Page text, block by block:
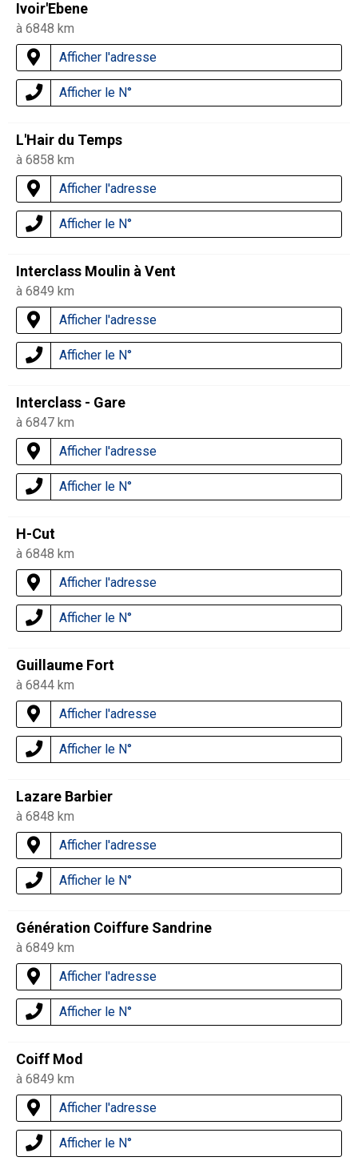
Ivoir'Ebene
à 6848 km
Afficher l'adresse
Afficher le N°
L'Hair du Temps
à 6858 km
Afficher l'adresse
Afficher le N°
Interclass Moulin à Vent
à 6849 km
Afficher l'adresse
Afficher le N°
Interclass - Gare
à 6847 km
Afficher l'adresse
Afficher le N°
H-Cut
à 6848 km
Afficher l'adresse
Afficher le N°
Guillaume Fort
à 6844 km
Afficher l'adresse
Afficher le N°
Lazare Barbier
à 6848 km
Afficher l'adresse
Afficher le N°
Génération Coiffure Sandrine
à 6849 km
Afficher l'adresse
Afficher le N°
Coiff Mod
à 6849 km
Afficher l'adresse
Afficher le N°